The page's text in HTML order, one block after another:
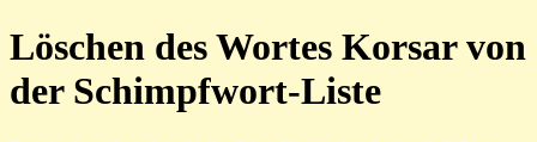
Löschen des Wortes Korsar von
der Schimpfwort-Liste